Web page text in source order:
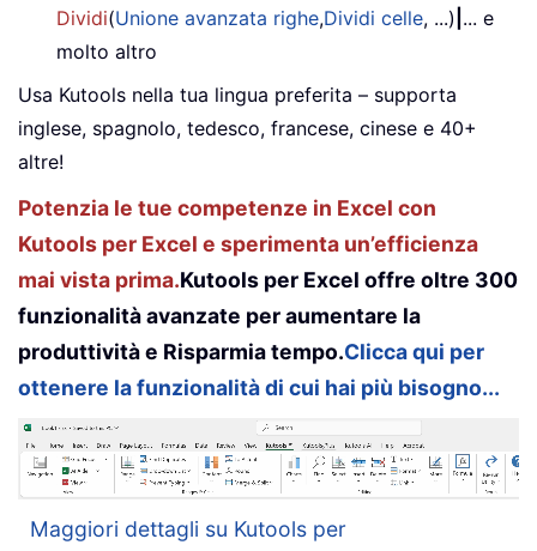
Dividi(Unione avanzata righe,Dividi celle, ...) ... e
molto altro
Usa Kutools nella tua lingua preferita – supporta
inglese, spagnolo, tedesco, francese, cinese e 40+
altre!
Potenzia le tue competenze in Excel con
Kutools per Excel e sperimenta un’efficienza
mai vista prima.Kutools per Excel offre oltre 300
funzionalità avanzate per aumentare la
produttività e Risparmia tempo.Clicca qui per
ottenere la funzionalità di cui hai più bisogno...
Maggiori dettagli su Kutools per